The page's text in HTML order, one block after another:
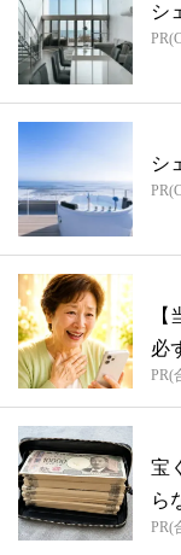
シ
シ
必
PR(
宝
ら
PR(